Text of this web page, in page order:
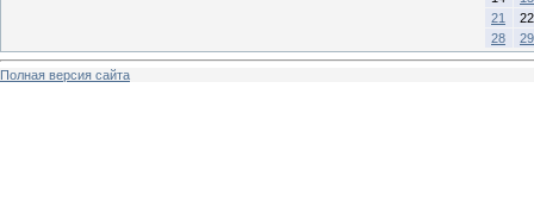
21
22
28
29
Полная версия сайта